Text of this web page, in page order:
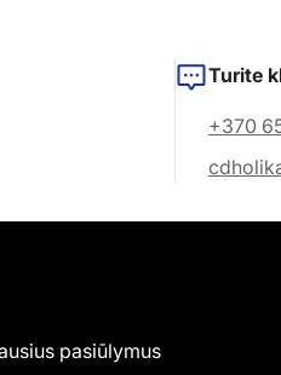
Turite
+370
pasiūlymus